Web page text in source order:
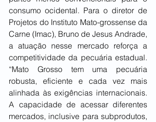
consumo ocidental. Para o diretor de
Projetos do Instituto Mato-grossense da
Carne (Imac), Bruno de Jesus Andrade,
a atuação nesse mercado reforça a
competitividade da pecuária estadual.
“Mato Grosso tem uma pecuária
robusta, eficiente e cada vez mais
alinhada às exigências internacionais.
A capacidade de acessar diferentes
mercados, inclusive para subprodutos,